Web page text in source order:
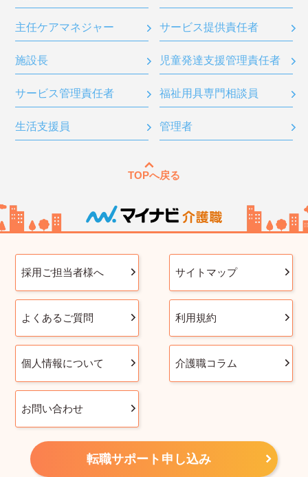
主任ケアマネジャー サービス提供責任者
施設長 児童発達支援管理責任者
サービス管理責任者 福祉用具専門相談員
生活支援員 管理者
TOPへ戻る
採用ご担当者様へ サイトマップ
よくあるご質問 利用規約
個人情報について 介護職コラム
お問い合わせ
転職サポート申し込み